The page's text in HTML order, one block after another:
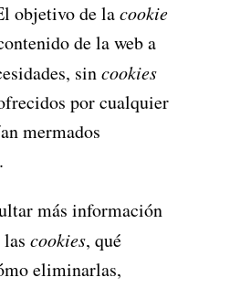
objetivo de lacookie
de la web a
sincookies
por cualquier
mermados
más información
cookies, qué
eliminarlas,